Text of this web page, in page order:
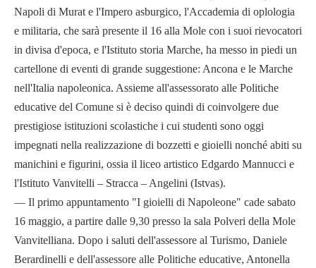
Napoli di Murat e l'Impero asburgico, l'Accademia di oplologia
e militaria, che sarà presente il 16 alla Mole con i suoi rievocatori
in divisa d'epoca, e l'Istituto storia Marche, ha messo in piedi un
cartellone di eventi di grande suggestione: Ancona e le Marche
nell'Italia napoleonica. Assieme all'assessorato alle Politiche
educative del Comune si è deciso quindi di coinvolgere due
prestigiose istituzioni scolastiche i cui studenti sono oggi
impegnati nella realizzazione di bozzetti e gioielli nonché abiti su
manichini e figurini, ossia il liceo artistico Edgardo Mannucci e
l'Istituto Vanvitelli – Stracca – Angelini (Istvas).
— Il primo appuntamento "I gioielli di Napoleone" cade sabato
16 maggio, a partire dalle 9,30 presso la sala Polveri della Mole
Vanvitelliana. Dopo i saluti dell'assessore al Turismo, Daniele
Berardinelli e dell'assessore alle Politiche educative, Antonella